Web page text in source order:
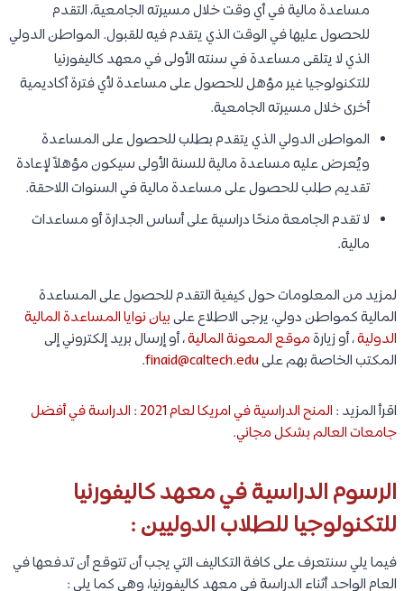
مساعدة مالية في أي وقت خلال مسيرته الجامعية، التقدم
للحصول عليها في الوقت الذي يتقدم فيه للقبول. المواطن الدولي
الذي لا يتلقى مساعدة في سنته الأولى في معهد كاليفورنيا
للتكنولوجيا غير مؤهل للحصول على مساعدة لأي فترة أكاديمية
أخرى خلال مسيرته الجامعية.
المواطن الدولي الذي يتقدم بطلب للحصول على المساعدة
ويُعرض عليه مساعدة مالية للسنة الأولى سيكون مؤهلاً لإعادة
تقديم طلب للحصول على مساعدة مالية في السنوات اللاحقة.
لا تقدم الجامعة منحًا دراسية على أساس الجدارة أو مساعدات
مالية.
لمزيد من المعلومات حول كيفية التقدم للحصول على المساعدة
المالية كمواطن دولي، يرجى الاطلاع علىبيان نوايا المساعدة المالية
الدولية، أو زيارةموقع المعونة المالية، أو إرسال بريد إلكتروني إلى
المكتب الخاصة بهم علىfinaid@caltech.edu
.
اقرأ المزيد :
المنح الدراسية في امريكا لعام 2021 : الدراسة في أفضل
جامعات العالم بشكل مجاني.
الرسوم الدراسية في معهد كاليفورنيا
للتكنولوجيا للطلاب الدوليين :
فيما يلي سنتعرف على كافة التكاليف التي يجب أن تتوقع أن تدفعها في
العام الواحد أثناء الدراسة في معهد كاليفورنيا، وهي كما يلي :